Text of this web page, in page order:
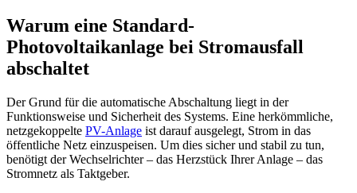
Warum eine Standard-
Photovoltaikanlage bei Stromausfall
abschaltet
Der Grund für die automatische Abschaltung liegt in der
Funktionsweise und Sicherheit des Systems. Eine herkömmliche,
netzgekoppelte PV-Anlage ist darauf ausgelegt, Strom in das
öffentliche Netz einzuspeisen. Um dies sicher und stabil zu tun,
benötigt der Wechselrichter – das Herzstück Ihrer Anlage – das
Stromnetz als Taktgeber.